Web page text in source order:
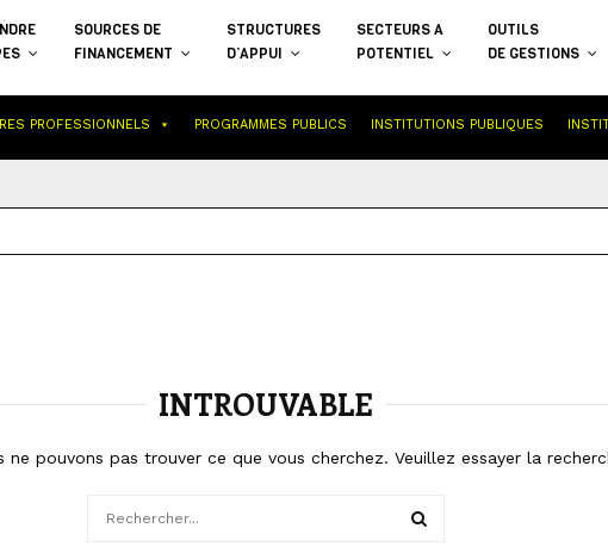
SOURCES DE
FINANCEMENT
STRUCTURES
D’APPUI
SECTEURS A
POTENTIEL
OUTILS
DE GESTIONS
PROFESSIONNELS PROGRAMMES PUBLICS INSTITUTIONS PUBLIQUES
INTROUVABLE
ne pouvons pas trouver ce que vous cherchez. Veuillez essayer la